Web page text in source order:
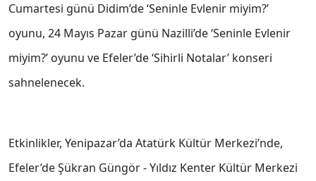
Cumartesi günü Didim’de ‘Seninle Evlenir miyim?’
oyunu, 24 Mayıs Pazar günü Nazilli’de ‘Seninle Evlenir
miyim?’ oyunu ve Efeler’de ‘Sihirli Notalar’ konseri
sahnelenecek.
Etkinlikler, Yenipazar’da Atatürk Kültür Merkezi’nde,
Efeler’de Şükran Güngör - Yıldız Kenter Kültür Merkezi